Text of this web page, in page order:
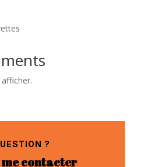
?
me contacter